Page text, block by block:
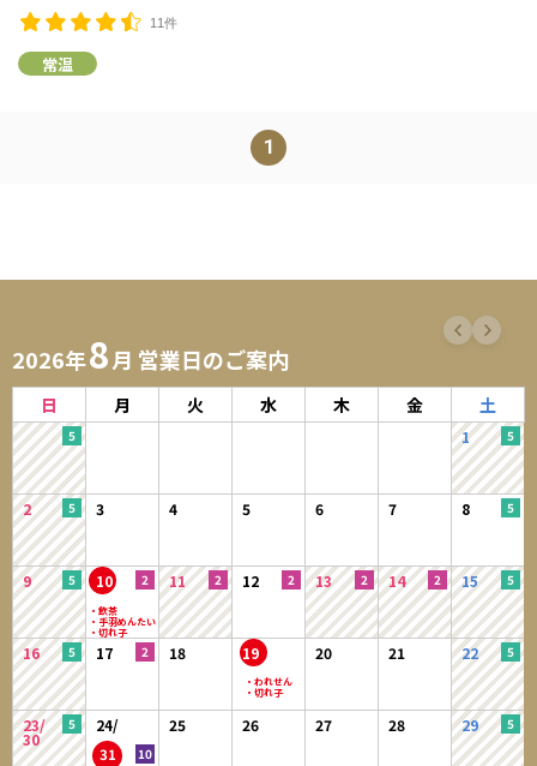
11件
常温
1
2026年8月 営業日のご案内
日 月 火 水 木 金 土
1
2 3 4 5 6 7 8
9 10 11 12 13 14 15
16 17 18 19 20 21 22
23/
30
24/
31
25 26 27 28 29